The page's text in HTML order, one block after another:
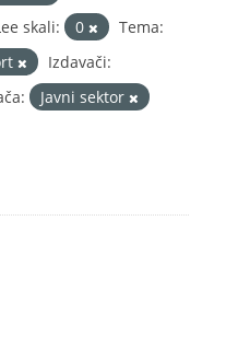
skali:
0
Tema:
Izdavači:
Javni sektor